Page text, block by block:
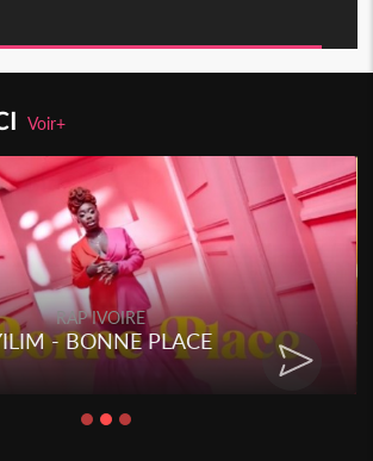
Voir+
RAP IVOIRE
- BONNE PLACE